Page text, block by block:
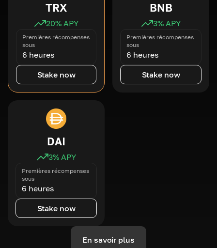
TRX
20% APY
Premières récompenses
sous
6 heures
Stake now
BNB
3% APY
Premières récompenses
sous
6 heures
Stake now
DAI
3% APY
Premières récompenses
sous
6 heures
Stake now
En savoir plus